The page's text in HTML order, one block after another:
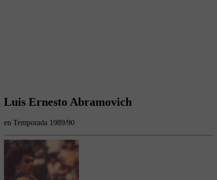
Luis Ernesto Abramovich
en Temporada 1989/90